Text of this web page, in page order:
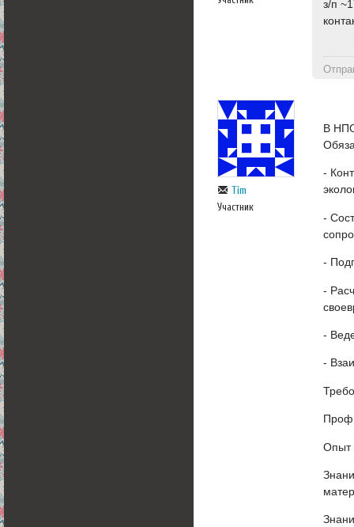
з/п
Tim
Участник
В
-
-
-
-
-
-
Опыт